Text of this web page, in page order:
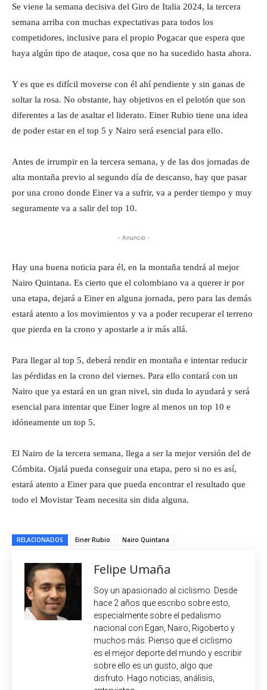
Se viene la semana decisiva del Giro de Italia 2024, la tercera
semana arriba con muchas expectativas para todos los
competidores, inclusive para el propio Pogacar que espera que
haya algún tipo de ataque, cosa que no ha sucedido hasta ahora.
Y es que es difícil moverse con él ahí pendiente y sin ganas de
soltar la rosa. No obstante, hay objetivos en el pelotón que son
diferentes a las de asaltar el liderato. Einer Rubio tiene una idea
de poder estar en el top 5 y Nairo será esencial para ello.
Antes de irrumpir en la tercera semana, y de las dos jornadas de
alta montaña previo al segundo día de descanso, hay que pasar
por una crono donde Einer va a sufrir, va a perder tiempo y muy
seguramente va a salir del top 10.
- Anuncio -
Hay una buena noticia para él, en la montaña tendrá al mejor
Nairo Quintana. Es cierto que el colombiano va a querer ir por
una etapa, dejará a Einer en alguna jornada, pero para las demás
estará atento a los movimientos y va a poder recuperar el terreno
que pierda en la crono y apostarle a ir más allá.
Para llegar al top 5, deberá rendir en montaña e intentar reducir
las pérdidas en la crono del viernes. Para ello contará con un
Nairo que ya estará en un gran nivel, sin duda lo ayudará y será
esencial para intentar que Einer logre al menos un top 10 e
idóneamente un top 5.
El Nairo de la tercera semana, llega a ser la mejor versión del de
Cómbita. Ojalá pueda conseguir una etapa, pero si no es así,
estará atento a Einer para que pueda encontrar el resultado que
todo el Movistar Team necesita sin dida alguna.
RELACIONADOS Einer Rubio Nairo Quintana
Felipe Umaña
Soy un apasionado al ciclismo. Desde
hace 2 años que escribo sobre esto,
especialmente sobre el pedalismo
nacional con Egan, Nairo, Rigoberto y
muchos más. Pienso que el ciclismo
es el mejor deporte del mundo y escribir
sobre ello es un gusto, algo que
disfruto. Hago noticias, análisis,